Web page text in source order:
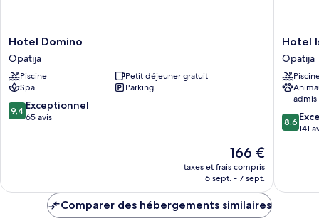
Hotel
Domino
Opatija
Hotel Domino
Opatija
Piscine
Petit déjeuner gratuit
Spa
Parking
9.4
sur
9,4 Exceptionnel
65 avis
Le
nouveau
prix
de
166 €
taxes et frais compris
6 sept. - 7 sept.
Hotel
Istra
-
Liburnia
Opatija
Hotel
Opatija
admis
8.6
sur
8,6
141
Comparer des hébergements similaires